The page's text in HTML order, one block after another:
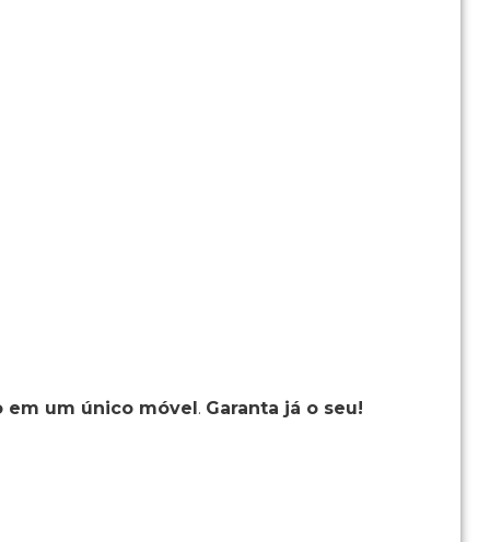
em um único móvel. Garanta já o seu!